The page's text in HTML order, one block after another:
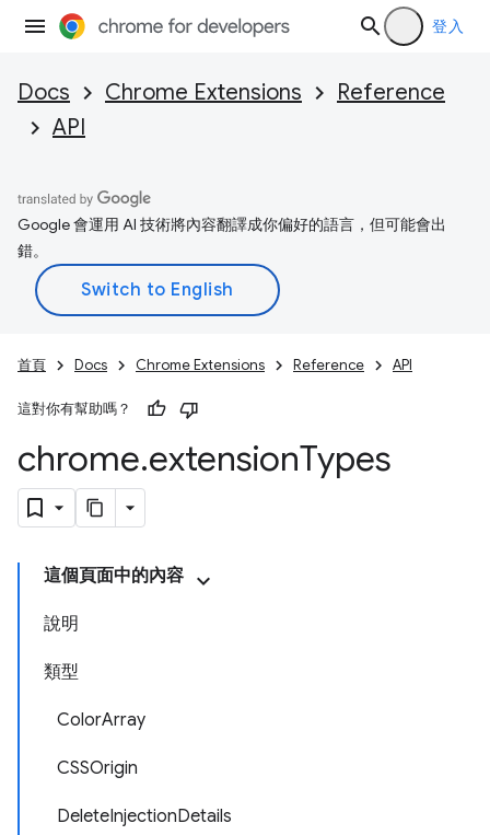
登入
Docs Chrome Extensions
Reference
API
Google 會運用 AI 技術將內容翻譯成你偏好的語言，但可能會出
錯。
首頁 Docs Chrome Extensions Reference API
這對你有幫助嗎？
chrome.extensionTypes
這個頁面中的內容
說明
類型
ColorArray
CSSOrigin
DeleteInjectionDetails